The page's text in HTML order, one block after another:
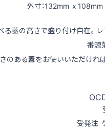
外寸：132mm x
る蓋の高さで盛り付け自在。
番惣
のある蓋をお使いいただけれ
受発注